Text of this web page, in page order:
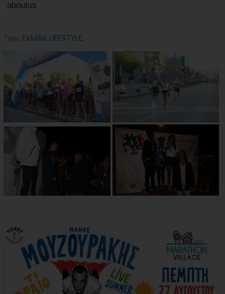
aboutus
Tags: Ελλάδα, LIFESTYLE,